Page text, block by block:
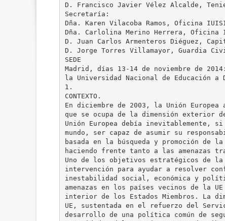
D. Francisco Javier Vélez Alcalde,
Secretaría:
Dña. Karen Vilacoba Ramos, Oficina
Dña. Carlolina Merino Herrera, Oficina
D. Juan Carlos Armenteros Diéguez,
D. Jorge Torres Villamayor, Guardia
SEDE
Madrid, días 13-14 de noviembre de
la Universidad Nacional de Educación
1.
CONTEXTO.
En diciembre de 2003, la Unión
que se ocupa de la dimensión exterior
Unión Europea debía inevitablemente,
mundo, ser capaz de asumir su
basada en la búsqueda y promoción
haciendo frente tanto a las amenazas
Uno de los objetivos estratégicos de la
intervención para ayudar a resolver
inestabilidad social, económica y
amenazas en los países vecinos de la
interior de los Estados Miembros. La
UE, sustentada en el refuerzo del
desarrollo de una política común de